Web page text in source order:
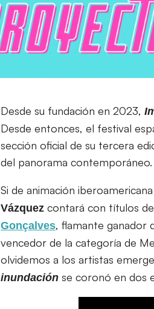
Desde su fundación en 2023,
Desde entonces, el festival
sección oficial de su tercera
del panorama contemporáneo.
Si de animación
Vázquez contará con títulos
Gonçalves, flamante ganador
vencedor de la categoría de
olvidemos a los artistas
inundación se coronó en dos